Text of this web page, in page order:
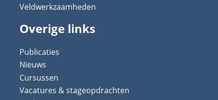
Veldwerkzaamheden
Overige links
Publicaties
Nieuws
Cursussen
Vacatures & stageopdrachten